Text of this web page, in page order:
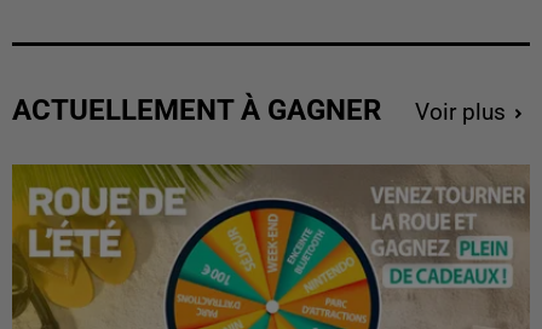
ACTUELLEMENT À GAGNER Voir plus